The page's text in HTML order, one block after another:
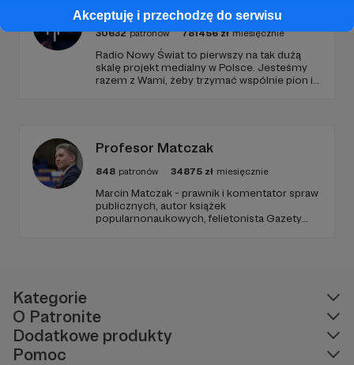
Akceptuję i przechodzę do serwisu
Radio Nowy Świat
30632 patronów 781456 zł miesięcznie
Radio Nowy Świat to pierwszy na tak dużą
skalę projekt medialny w Polsce. Jesteśmy
razem z Wami, żeby trzymać wspólnie pion i
Profesor Matczak
848 patronów 34875 zł miesięcznie
Marcin Matczak - prawnik i komentator spraw
publicznych, autor książek
popularnonaukowych, felietonista Gazety
Kategorie
O Patronite
Dodatkowe produkty
Pomoc